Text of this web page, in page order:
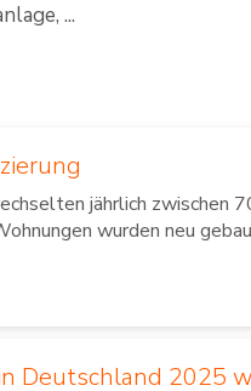
...
jährlich zwischen
wurden neu
Deutschland 2025